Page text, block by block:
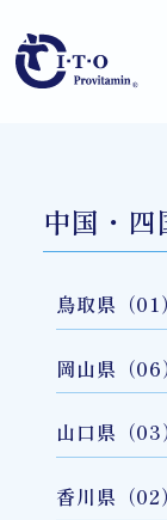
中国・
鳥取県（01）
岡山県（06）
山口県（03）
香川県（02）